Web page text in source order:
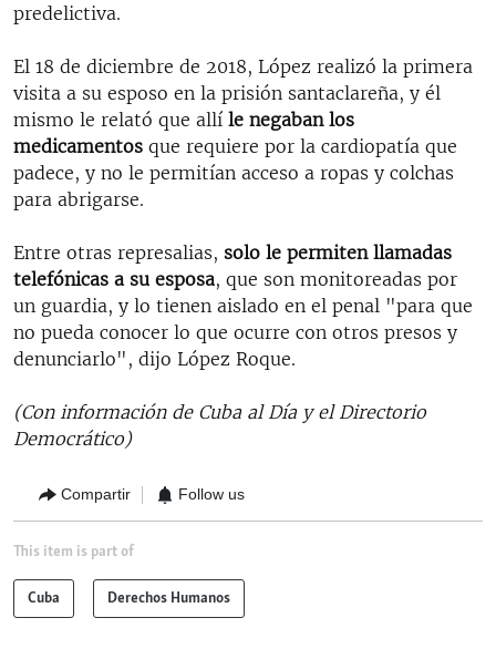
predelictiva.
El 18 de diciembre de 2018, López realizó la primera
visita a su esposo en la prisión santaclareña, y él
mismo le relató que allí le negaban los
medicamentos que requiere por la cardiopatía que
padece, y no le permitían acceso a ropas y colchas
para abrigarse.
Entre otras represalias, ​ solo le permiten llamadas
telefónicas a su esposa, que son monitoreadas por
un guardia, y lo tienen aislado en el penal "para que
no pueda conocer lo que ocurre con otros presos y
denunciarlo", dijo López Roque.
(Con información de Cuba al Día y el Directorio
Democrático)
Compartir Follow us
This item is part of
Cuba Derechos Humanos